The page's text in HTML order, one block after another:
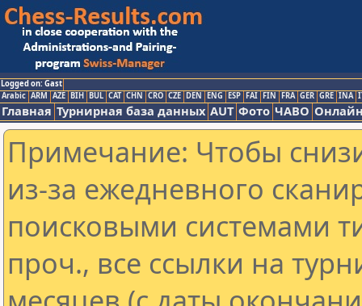
Logged on: Gast
Arabic ARM AZE BIH BUL CAT CHN CRO CZE DEN ENG ESP FAI FIN FRA GER GRE INA
Главная Турнирная база данных AUT Фото ЧАВО
Примечание: Чтобы
из-за ежедневного
поисковыми системами
проч., все ссылки на